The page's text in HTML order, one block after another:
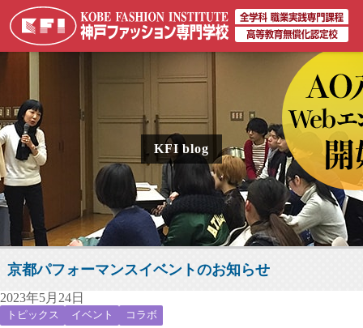
KFI blog
京都パフォーマンスイベントのお知らせ
2023年5月24日
トピックス イベント コラボ